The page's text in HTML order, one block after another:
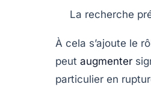
La recherche
À cela s’ajoute le
peut augmenter
particulier en